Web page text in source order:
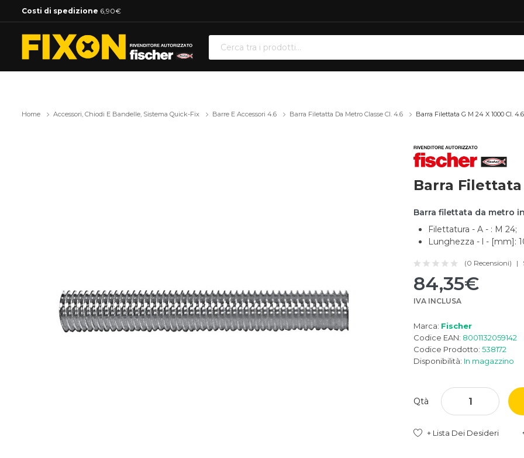
Costi di spedizione 6,90€
Home Accessori, Chiodi E Bandelle, Sistema Quick-Fix Barre E Accessori 4.6 Barra Filetatta Da Metro Classe Cl. 4.6 Barra Filettata G M 24 X 1000 Cl.
Barra Filettata
Barra filettata da metro
Filettatura - A - : M 24;
Lunghezza - l - [mm]:
(0 Recensioni)
84,35€
IVA INCLUSA
Marca: Fischer
Codice EAN: 8001132059142
Codice Prodotto: 538172
Disponibilità: In magazzino
Qtà
+ Lista Dei Desideri